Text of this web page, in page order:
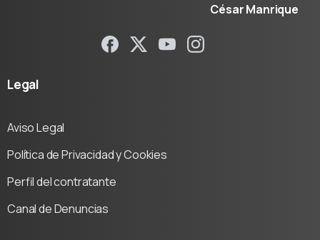
César Manrique
Legal
Aviso Legal
Política de Privacidad y Cookies
Perfil del contratante
Canal de Denuncias